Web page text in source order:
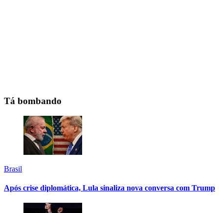
Tá bombando
Brasil
Após crise diplomática, Lula sinaliza nova conversa com Trump